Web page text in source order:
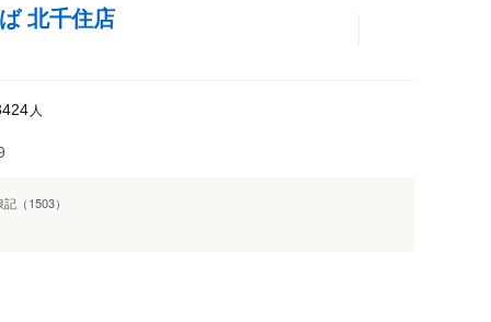
北千住店
人
（1503）